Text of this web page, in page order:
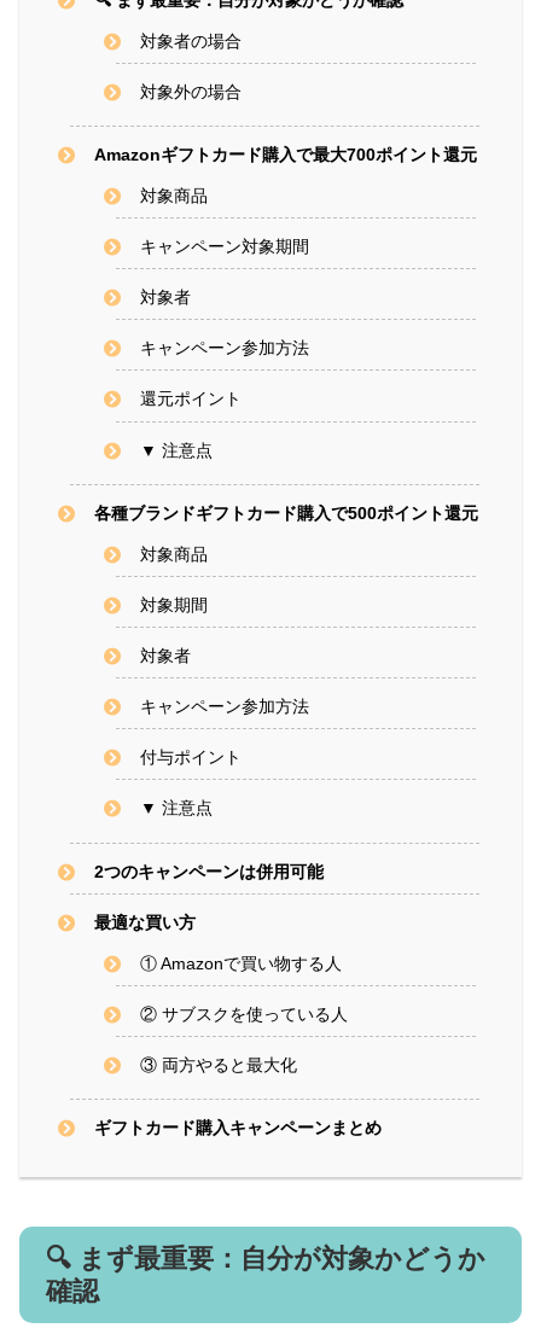
対象者の場合
対象外の場合
Amazonギフトカード購入で最大700ポイント還元
対象商品
キャンペーン対象期間
対象者
キャンペーン参加方法
還元ポイント
▼ 注意点
各種ブランドギフトカード購入で500ポイント還元
対象商品
対象期間
対象者
キャンペーン参加方法
付与ポイント
▼ 注意点
2つのキャンペーンは併用可能
最適な買い方
① Amazonで買い物する人
② サブスクを使っている人
③ 両方やると最大化
ギフトカード購入キャンペーンまとめ
🔍 まず最重要：自分が対象かどうか
確認